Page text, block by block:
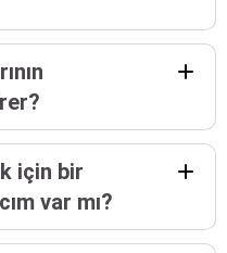
için bir
var mı?